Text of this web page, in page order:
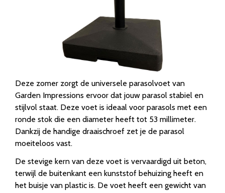
Deze zomer zorgt de universele parasolvoet van
Garden Impressions ervoor dat jouw parasol stabiel en
stijlvol staat. Deze voet is ideaal voor parasols met een
ronde stok die een diameter heeft tot 53 millimeter.
Dankzij de handige draaischroef zet je de parasol
moeiteloos vast.
De stevige kern van deze voet is vervaardigd uit beton,
terwijl de buitenkant een kunststof behuizing heeft en
het buisje van plastic is. De voet heeft een gewicht van